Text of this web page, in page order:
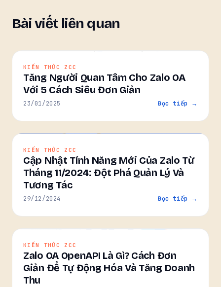
Bài viết liên quan
KIẾN THỨC ZCC
Tăng Người Quan Tâm Cho Zalo OA
Với 5 Cách Siêu Đơn Giản
23/01/2025 Đọc tiếp →
KIẾN THỨC ZCC
Cập Nhật Tính Năng Mới Của Zalo Từ
Tháng 11/2024: Đột Phá Quản Lý Và
Tương Tác
29/12/2024 Đọc tiếp →
KIẾN THỨC ZCC
Zalo OA OpenAPI Là Gì? Cách Đơn
Giản Để Tự Động Hóa Và Tăng Doanh
Thu